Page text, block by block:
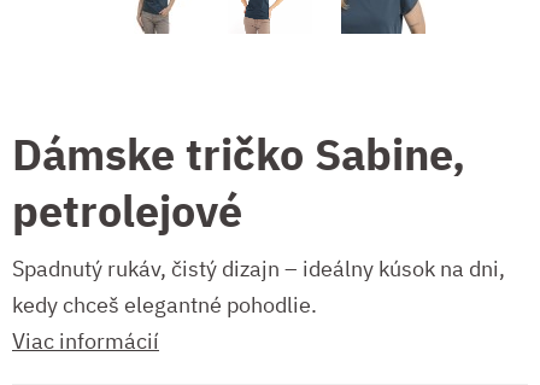
Dámske tričko Sabine,
petrolejové
Spadnutý rukáv, čistý dizajn – ideálny kúsok na dni,
kedy chceš elegantné pohodlie.
Viac informácií